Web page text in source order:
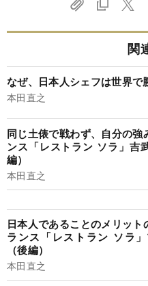
関
なぜ、日本人シェフは世界で
本田直之
同じ土俵で戦わず、自分の強
ンス「レストラン ソラ」吉
編）
本田直之
日本人であることのメリット
ランス「レストラン ソラ」
（後編）
本田直之